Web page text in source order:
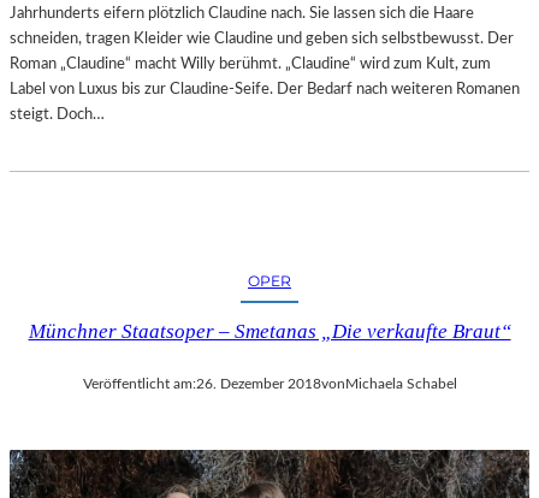
Jahrhunderts eifern plötzlich Claudine nach. Sie lassen sich die Haare
schneiden, tragen Kleider wie Claudine und geben sich selbstbewusst. Der
Roman „Claudine“ macht Willy berühmt. „Claudine“ wird zum Kult, zum
Label von Luxus bis zur Claudine-Seife. Der Bedarf nach weiteren Romanen
steigt. Doch…
OPER
Münchner Staatsoper – Smetanas „Die verkaufte Braut“
Veröffentlicht am:26. Dezember 2018von Michaela Schabel